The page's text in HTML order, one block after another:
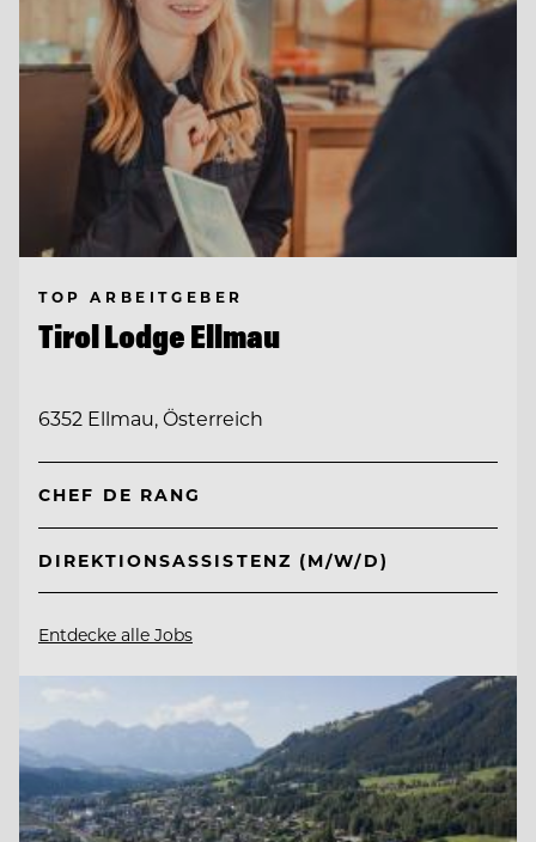
TOP ARBEITGEBER
Tirol Lodge Ellmau
6352 Ellmau, Österreich
CHEF DE RANG
DIREKTIONSASSISTENZ (M/W/D)
Entdecke alle Jobs